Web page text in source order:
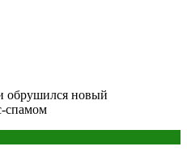
обрушился новый
спамом